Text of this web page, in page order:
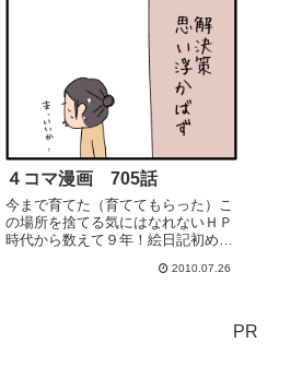
４コマ漫画 705話
今まで育てた（育ててもらった）こ
の場所を捨てる気にはなれないＨＰ
時代から数えて９年！絵日記初めて
す！・・・・・・・・・・・・・・
2010.07.26
PR